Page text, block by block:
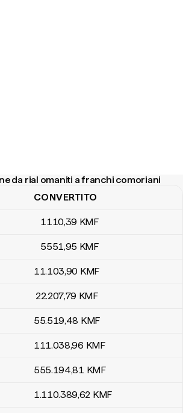
da rial omaniti a franchi comoriani
da rial omaniti a franchi comoriani
CONVERTITO
1110,39 KMF
5551,95 KMF
11.103,90 KMF
22.207,79 KMF
55.519,48 KMF
111.038,96 KMF
555.194,81 KMF
1.110.389,62 KMF